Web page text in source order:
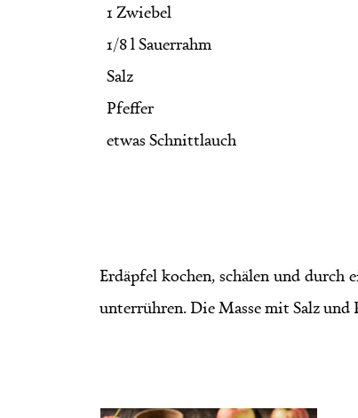
1 Zwiebel
1/8 l Sauerrahm
Salz
Pfeffer
etwas Schnittlauch
Erdäpfel kochen, schälen und durch
unterrühren. Die Masse mit Salz